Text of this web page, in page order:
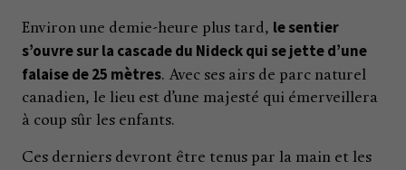
Environ une demie-heure plus tard, le sentier
s’ouvre sur la cascade du Nideck qui se jette d’une
falaise de 25 mètres. Avec ses airs de parc naturel
canadien, le lieu est d’une majesté qui émerveillera
à coup sûr les enfants.
Ces derniers devront être tenus par la main et les